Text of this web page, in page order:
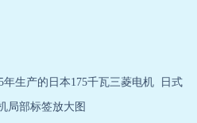
生产的日本175千瓦三菱电机 日式
局部标签放大图